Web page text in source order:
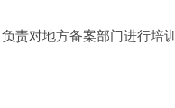
责对地方备案部门进行培